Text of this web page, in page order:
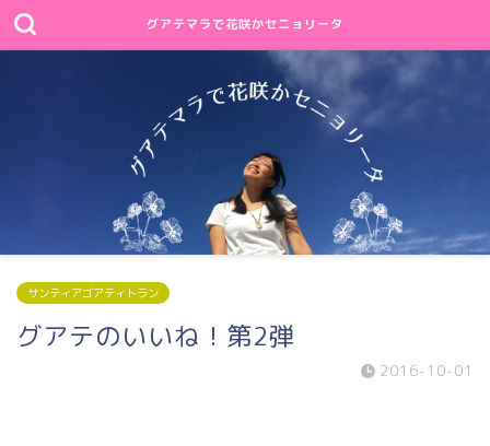
グアテマラで花咲かセニョリータ
サンティアゴアティトラン
グアテのいいね！第2弾
2016-10-01